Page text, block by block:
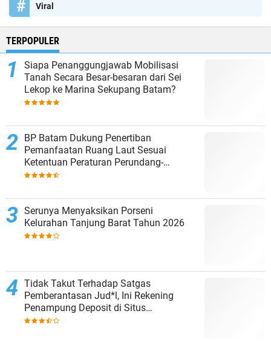
Viral
TERPOPULER
Siapa Penanggungjawab Mobilisasi
Tanah Secara Besar-besaran dari Sei
Lekop ke Marina Sekupang Batam?
BP Batam Dukung Penertiban
Pemanfaatan Ruang Laut Sesuai
Ketentuan Peraturan Perundang-
undangan
Serunya Menyaksikan Porseni
Kelurahan Tanjung Barat Tahun 2026
Tidak Takut Terhadap Satgas
Pemberantasan Jud*l, Ini Rekening
Penampung Deposit di Situs
MENARA4D